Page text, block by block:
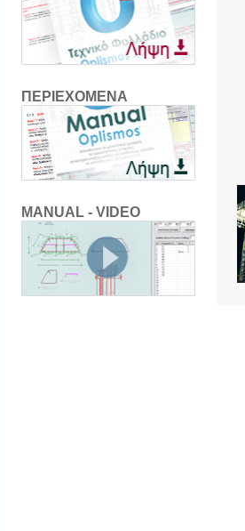
ΠΕΡΙΕΧΟΜΕΝΑ
MANUAL - VIDEO